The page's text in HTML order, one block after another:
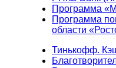
Программа
Программа
области
Тинькофф.